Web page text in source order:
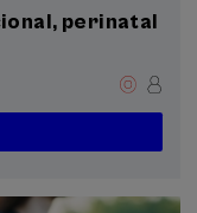
perinatal